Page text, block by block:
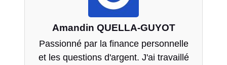
Amandin QUELLA-GUYOT
Passionné par la finance personnelle
et les questions d'argent. J'ai travaillé